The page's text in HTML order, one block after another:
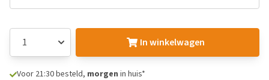
In winkelwagen
Voor 21:30 besteld, morgen in huis*